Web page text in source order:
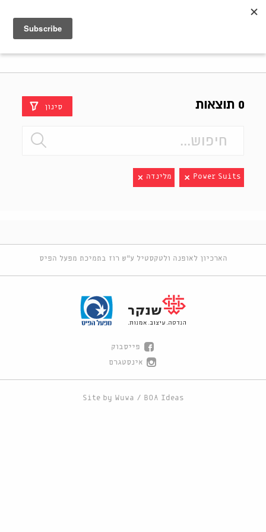
0 תוצאות סינון
Power Suits מלינדה
הארכיון לאופנה ולטקסטיל ע"ש רוז בתמיכת מפעל הפיס
פייסבוק
אינסטגרם
Site by Wuwa / BOA Ideas